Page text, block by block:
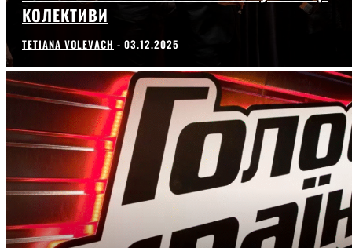
КОЛЕКТИВИ
TETIANA VOLEVACH - 03.12.2025